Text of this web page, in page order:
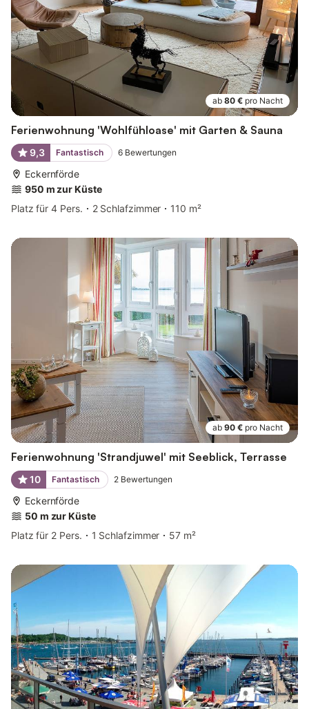
ab 80 € pro Nacht
Ferienwohnung 'Wohlfühloase' mit Garten & Sauna
9,3 Fantastisch 6 Bewertungen
Eckernförde
950 m zur Küste
Platz für 4 Pers.
2 Schlafzimmer 110 m²
ab 90 € pro Nacht
Ferienwohnung 'Strandjuwel' mit Seeblick, Terrasse
10 Fantastisch 2 Bewertungen
Eckernförde
50 m zur Küste
Platz für 2 Pers.
1 Schlafzimmer 57 m²